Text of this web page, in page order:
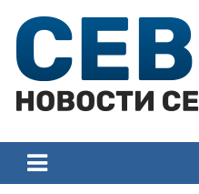
content
Севастополя
Севастополя